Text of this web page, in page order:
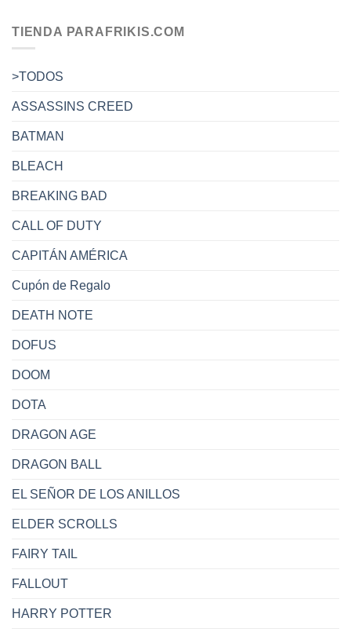
TIENDA PARAFRIKIS.COM
>TODOS
ASSASSINS CREED
BATMAN
BLEACH
BREAKING BAD
CALL OF DUTY
CAPITÁN AMÉRICA
Cupón de Regalo
DEATH NOTE
DOFUS
DOOM
DOTA
DRAGON AGE
DRAGON BALL
EL SEÑOR DE LOS ANILLOS
ELDER SCROLLS
FAIRY TAIL
FALLOUT
HARRY POTTER